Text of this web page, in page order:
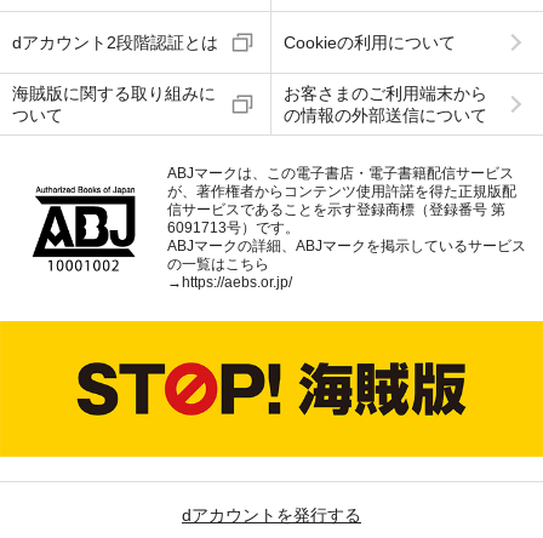
dアカウント2段階認証とは Cookieの利用について
海賊版に関する取り組みに
ついて
お客さまのご利用端末から
の情報の外部送信について
ABJマークは、この電子書店・電子書籍配信サービス
が、著作権者からコンテンツ使用許諾を得た正規版配
信サービスであることを示す登録商標（登録番号 第
6091713号）です。
ABJマークの詳細、ABJマークを掲示しているサービス
の一覧はこちら
→ https://aebs.or.jp/
dアカウントを発行する